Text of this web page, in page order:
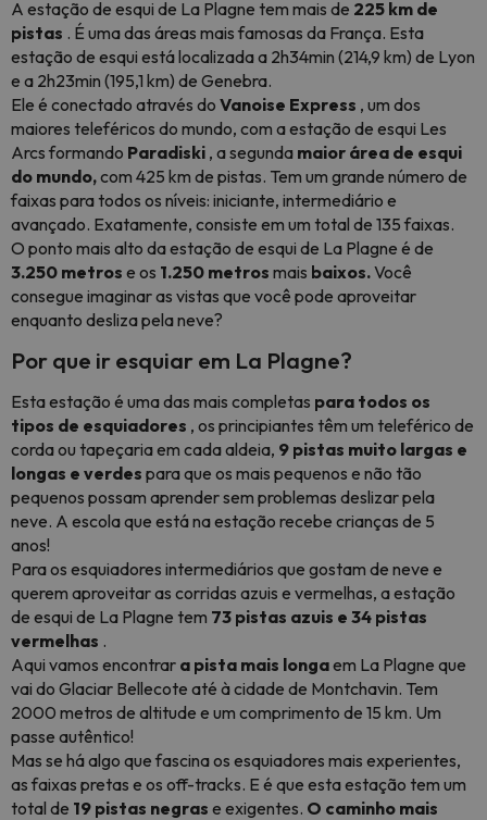
A estação de esqui de La Plagne tem mais de 225 km de
pistas . É uma das áreas mais famosas da França. Esta
estação de esqui está localizada a 2h34min (214,9 km) de Lyon
e a 2h23min (195,1 km) de Genebra.
Ele é conectado através do Vanoise Express , um dos
maiores teleféricos do mundo, com a estação de esqui Les
Arcs formando Paradiski , a segunda maior área de esqui
do mundo,com 425 km de pistas. Tem um grande número de
faixas para todos os níveis: iniciante, intermediário e
avançado. Exatamente, consiste em um total de 135 faixas.
O ponto mais alto da estação de esqui de La Plagne é de
3.250 metros e os 1.250 metros mais baixos.Você
consegue imaginar as vistas que você pode aproveitar
enquanto desliza pela neve?
Por que ir esquiar em La Plagne?
Esta estação é uma das mais completas para todos os
tipos de esquiadores , os principiantes têm um teleférico de
corda ou tapeçaria em cada aldeia, 9 pistas muito largas e
longas e verdes para que os mais pequenos e não tão
pequenos possam aprender sem problemas deslizar pela
neve. A escola que está na estação recebe crianças de 5
anos!
Para os esquiadores intermediários que gostam de neve e
querem aproveitar as corridas azuis e vermelhas, a estação
de esqui de La Plagne tem 73 pistas azuis e 34 pistas
vermelhas .
Aqui vamos encontrar a pista mais longaem La Plagne que
vai do Glaciar Bellecote até à cidade de Montchavin. Tem
2000 metros de altitude e um comprimento de 15 km. Um
passe autêntico!
Mas se há algo que fascina os esquiadores mais experientes,
as faixas pretas e os off-tracks. E é que esta estação tem um
total de 19 pistas negras e exigentes. O caminho mais